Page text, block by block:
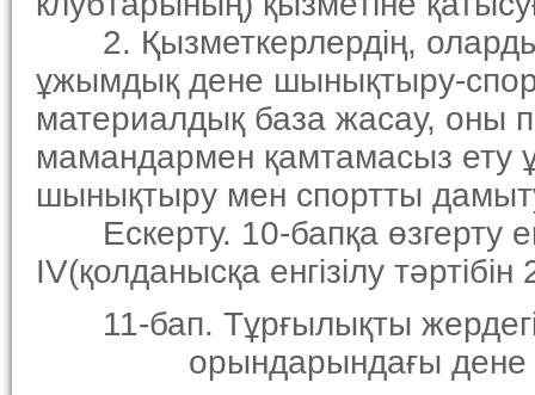
2. Қызметкерлердiң,
ұжымдық дене шынықтыру-
материалдық база жасау, оны
мамандармен қамтамасыз
шынықтыру мен спортты
Ескерту. 10-бапқа өзгерту
IV(қолданысқа енгiзiлу
11-бап. Тұрғылықты
орындарындағы дене